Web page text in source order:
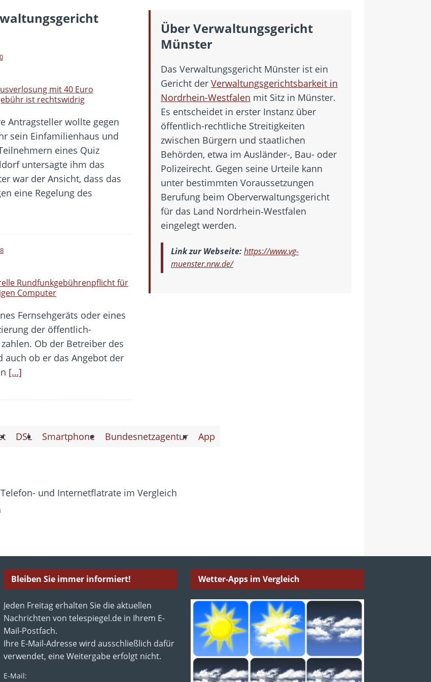
Fold 8 Ultra – Das sind die neuen Modelle
mit 40 Euro
ist rechtswidrig
Antragsteller wollte gegen
sein Einfamilienhaus und
eines Quiz
untersagte ihm das
war der Ansicht, dass das
eine Regelung des
Rundfunkgebührenpflicht für
Computer
Fernsehgeräts oder eines
der öffentlich-
Ob der Betreiber des
auch ob er das Angebot der
[…]
Über Verwaltungsgericht
Münster
Das Verwaltungsgericht Münster ist ein
Gericht der Verwaltungsgerichtsbarkeit in
Nordrhein-Westfalen mit Sitz in Münster.
Es entscheidet in erster Instanz über
öffentlich-rechtliche Streitigkeiten
zwischen Bürgern und staatlichen
Behörden, etwa im Ausländer-, Bau- oder
Polizeirecht. Gegen seine Urteile kann
unter bestimmten Voraussetzungen
Berufung beim Oberverwaltungsgericht
für das Land Nordrhein‑Westfalen
eingelegt werden.
Link zur Webseite:https://www.vg-
muenster.nrw.de/
DSL Smartphone Bundesnetzagentur App
und Internetflatrate im Vergleich
Bleiben Sie immer informiert!
Jeden Freitag erhalten Sie die aktuellen
Nachrichten von telespiegel.de in Ihrem E-
Mail-Postfach.
Ihre E-Mail-Adresse wird ausschließlich dafür
verwendet, eine Weitergabe erfolgt nicht.
E-Mail:
Wetter-Apps im Vergleich